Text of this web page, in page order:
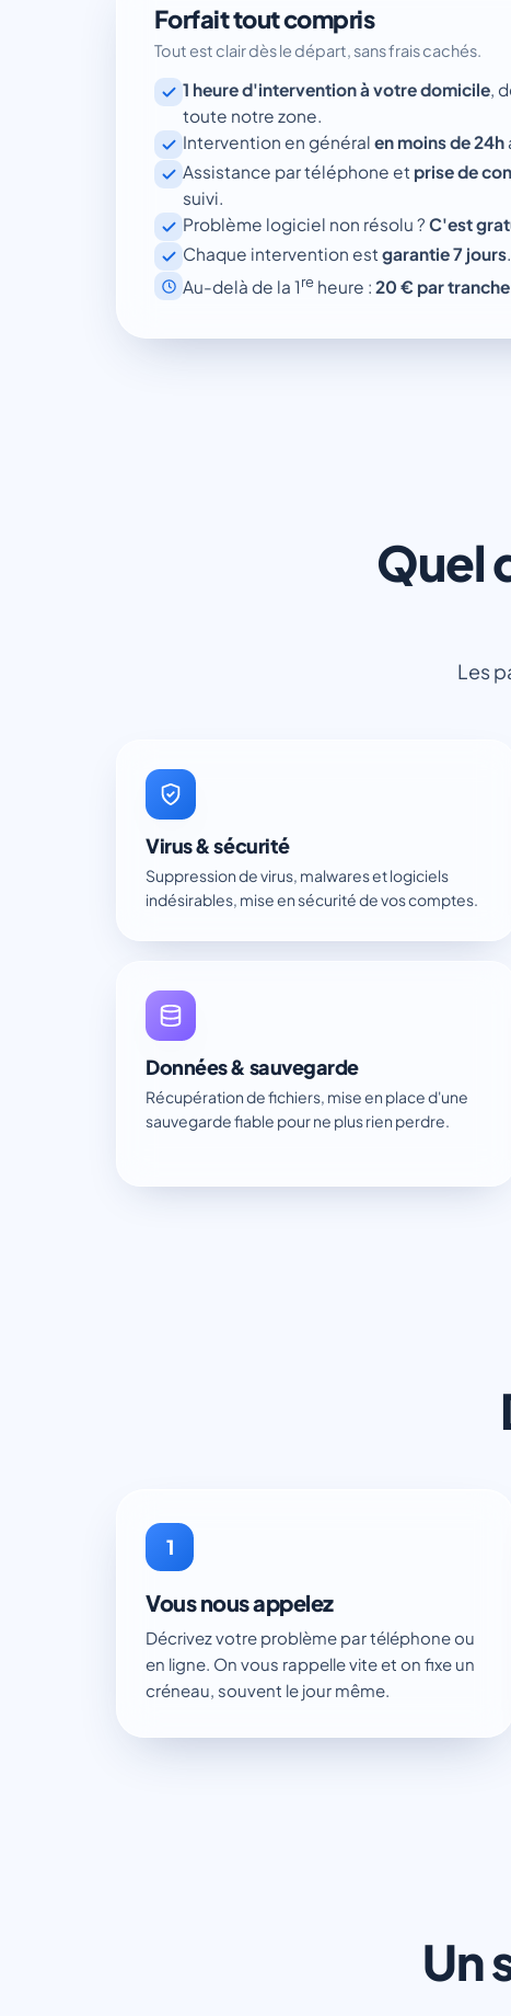
Forfait tout compris
Tout est clair dès le départ, sans frais cachés.
1 heure d'intervention à votre domicile,
toute notre zone.
Intervention en général en moins de 24h
Assistance par téléphone et prise de
suivi.
Problème logiciel non résolu ? C'est
Chaque intervention est garantie 7 jours.
Au-delà de la 1re heure : 20 € par tranche
Quel
Les
Virus & sécurité
Suppression de virus, malwares et logiciels
indésirables, mise en sécurité de vos comptes.
Données & sauvegarde
Récupération de fichiers, mise en place d'une
sauvegarde fiable pour ne plus rien perdre.
1
Vous nous appelez
Décrivez votre problème par téléphone ou
en ligne. On vous rappelle vite et on fixe un
créneau, souvent le jour même.
Un